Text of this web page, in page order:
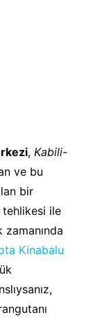
, Kabili-
ve bu
bir
tehlikesi ile
zamanında
Kinabalu